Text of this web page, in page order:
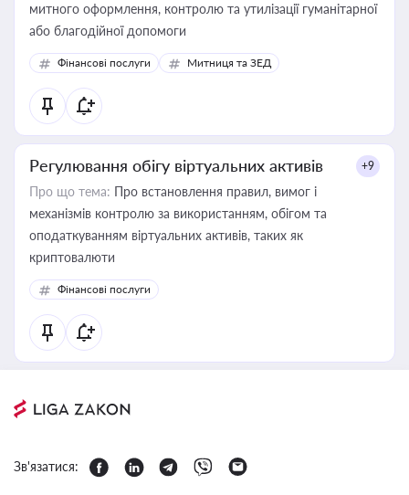
митного оформлення, контролю та утилізації гуманітарної
або благодійної допомоги
Фінансові послуги Митниця та ЗЕД
Регулювання обігу віртуальних активів +9
Про що тема: Про встановлення правил, вимог і
механізмів контролю за використанням, обігом та
оподаткуванням віртуальних активів, таких як
криптовалюти
Фінансові послуги
Зв'язатися: